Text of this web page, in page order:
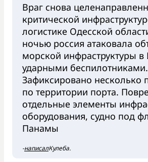
Враг снова
критической
логистике Одесской
ночью россия атаковала
морской инфраструктуры
ударными беспилотниками.
Зафиксировано несколько
по территории порта.
отдельные элементы
оборудования, судно под
Панамы
-написалКулеба.